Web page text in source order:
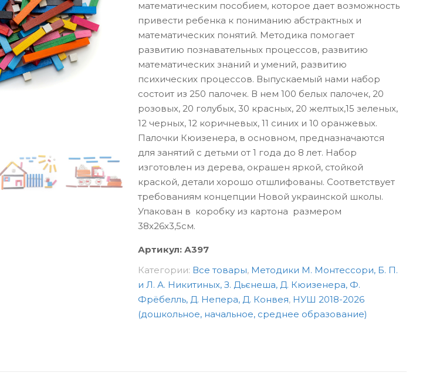
математическим пособием, которое дает возможность
привести ребенка к пониманию абстрактных и
математических понятий. Методика помогает
развитию познавательных процессов, развитию
математических знаний и умений, развитию
психических процессов. Выпускаемый нами набор
состоит из 250 палочек. В нем 100 белых палочек, 20
розовых, 20 голубых, 30 красных, 20 желтых,15 зеленых,
12 черных, 12 коричневых, 11 синих и 10 оранжевых.
Палочки Кюизенера, в основном, предназначаются
для занятий с детьми от 1 года до 8 лет. Набор
изготовлен из дерева, окрашен яркой, стойкой
краской, детали хорошо отшлифованы. Соответствует
требованиям концепции Новой украинской школы.
Упакован в коробку из картона размером
38х26х3,5см.
Артикул: А397
Категории: Все товары, Методики М. Монтессори, Б. П.
и Л. А. Никитиных, З. Дьєнеша, Д. Кюизенера, Ф.
Фрёбелль, Д. Непера, Д. Конвея, НУШ 2018-2026
(дошкольное, начальное, среднее образование)